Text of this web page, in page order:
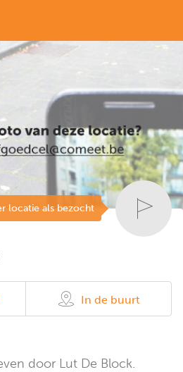
locatie als bezocht
In de buurt
door Lut De Block.